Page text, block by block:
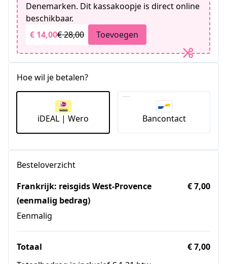
Denemarken. Dit kassakoopje is direct online
beschikbaar.
€ 14,00€ 28,00 Toevoegen
Hoe wil je betalen?
iDEAL | Wero Bancontact
Besteloverzicht
Frankrijk: reisgids West-Provence
(eenmalig bedrag)
Eenmalig
€ 7,00
Totaal
€ 7,00